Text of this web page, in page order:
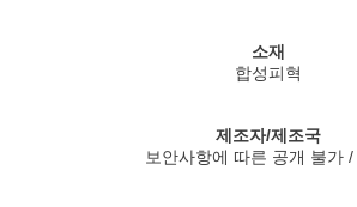
소재
합성피혁
제조자/제조국
보안사항에 따른 공개 불가 /